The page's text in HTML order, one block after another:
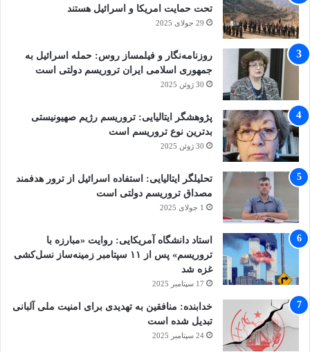
تحت حمایت امریکا و اسرائیل هستند
29 جولای 2025
روزنامه‌نگار و فیلمساز روس: حمله اسرائیل به
جمهوری اسلامی ایران تروریسم دولتی است
30 ژوئن 2025
پژوهشگر ایتالیایی: تروریسم رژیم صهیونیستی
بدترین نوع تروریسم است
30 ژوئن 2025
تحلیلگر ایتالیایی: استفاده اسرائیل از ترور هدفمند
مصداق تروریسم دولتی است
1 جولای 2025
استاد دانشگاه آمریکایی: روایت «مبارزه با
تروریسم» پس از ۱۱ سپتامبر زمینه‌ساز نسل‌کشی
غزه شد
17 سپتامبر 2025
خدابنده: منافقین به تهدیدی برای امنیت ملی آلبانی
تبدیل شده است
24 سپتامبر 2025